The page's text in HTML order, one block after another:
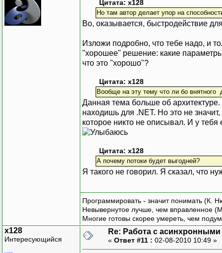
Цитата: x128
Но там автор делает упор на
Во, оказывается, быстродействие
Изложи подробно, что тебе надо, и
"хорошее" решение: какие
что это "хорошо"?
Цитата: x128
Вообще на эту тему что ли бо внятного
Данная тема больше об
находишь для .NET. Но это не
которое никто не описывал. И у тебя
Цитата: x128
А почему потоки будет выгодней?
Я такого не говорил. Я сказал, что
Программировать - значит понимать (К.
Невывернутое лучше, чем вправленное
Многие готовы скорее умереть, чем
x128
Интересующийся
Re: Работа с асинхронными
« Ответ #11 : 02-08-2010 10:49 »